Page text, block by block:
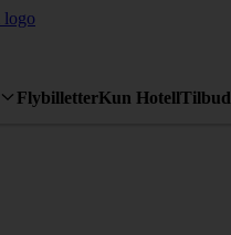
FlybilletterKun HotellTilbud